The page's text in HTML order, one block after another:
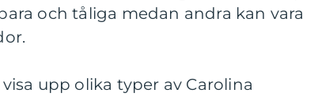
och tåliga medan andra kan vara
upp olika typer av Carolina